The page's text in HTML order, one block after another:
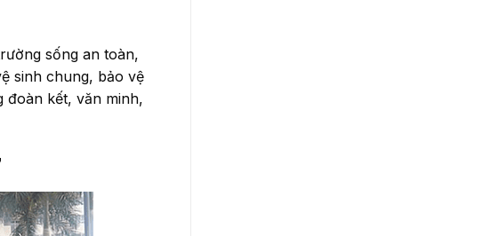
sống an toàn,
sinh chung, bảo vệ
đoàn kết, văn minh,